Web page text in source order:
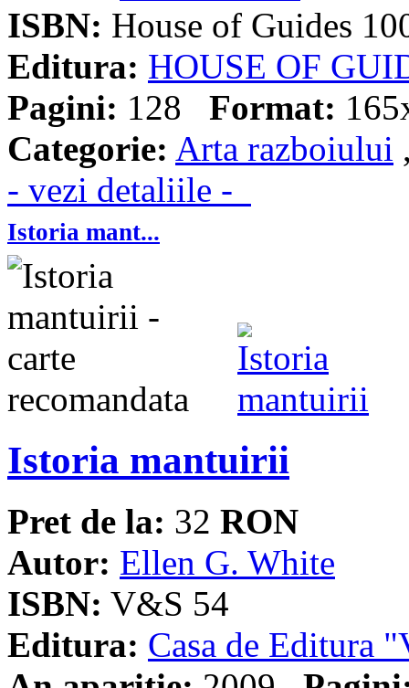
ISBN: House of Guides
Editura: HOUSE OF
Pagini: 128 Format:
Categorie: Arta razboiului
- vezi detaliile -
Istoria mant...
Istoria mantuirii
Pret de la: 32 RON
Autor: Ellen G. White
ISBN: V&S 54
Editura: Casa de Editura